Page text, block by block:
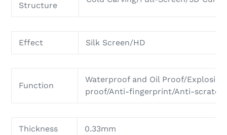
Structure
Effect Silk Screen/HD
Function
Waterproof and Oil Proof/
proof/Anti-fingerprint/Anti-scratch
Thickness 0.33mm